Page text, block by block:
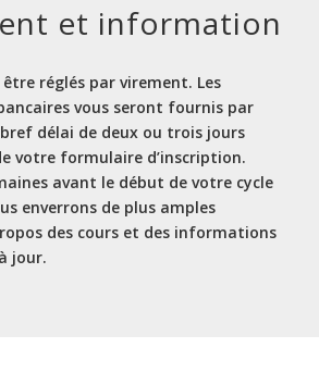
et information
réglés par virement. Les
vous seront fournis par
délai de deux ou trois jours
votre formulaire d’inscription.
avant le début de votre cycle
enverrons de plus amples
des cours et des informations
jour.